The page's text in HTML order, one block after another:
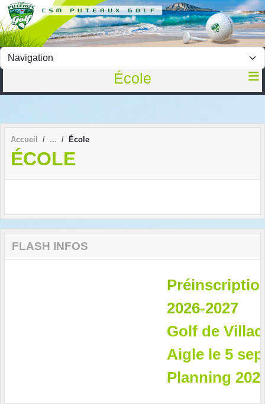
École
Accueil École
ÉCOLE
FLASH INFOS
2026-2027
Golf de
Aigle le 5
Planning
Panneau de gestion des cookies